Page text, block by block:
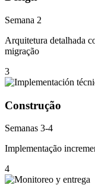
Semana 2
Arquitetura detalhada
migração
3
Construção
Semanas 3-4
Implementação
4